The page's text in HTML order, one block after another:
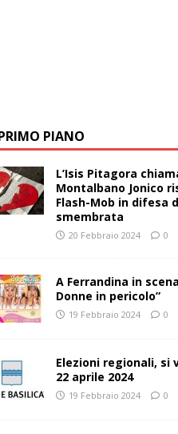
PIANO
L’Isis Pitagora
Montalbano Jonico
Flash-Mob in difesa
smembrata
20 Febbraio 2024 0
A Ferrandina in
Donne in pericolo”
19 Febbraio 2024 0
Elezioni regionali, si
22 aprile 2024
19 Febbraio 2024 0